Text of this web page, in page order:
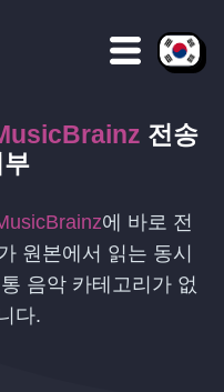
전송
에 바로 전
원본에서 읽는 동시
음악 카테고리가 없
다.